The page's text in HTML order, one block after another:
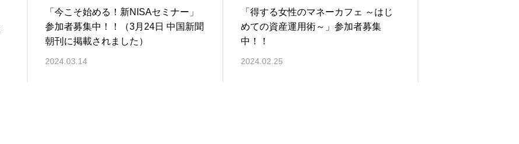
「今こそ始める！新NISAセミナー」
参加者募集中！！（3月24日 中国新聞
朝刊に掲載されました）
2024.03.14
「得する女性のマネーカフェ ～はじ
めての資産運用術～」参加者募集
中！！
2024.02.25